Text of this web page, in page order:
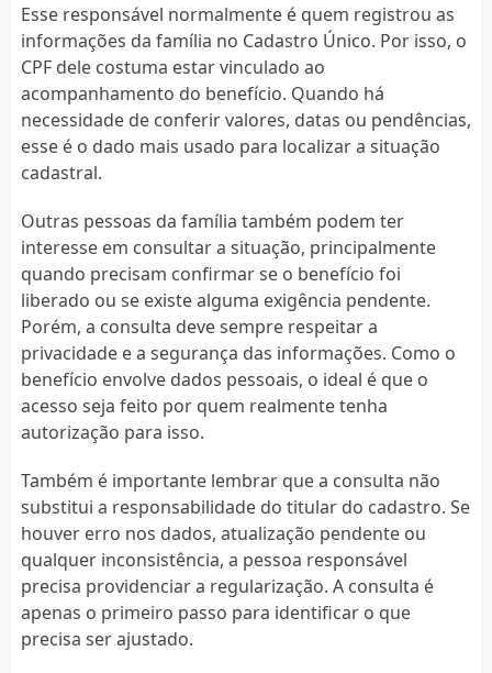
Esse responsável normalmente é quem registrou as
informações da família no Cadastro Único. Por isso, o
CPF dele costuma estar vinculado ao
acompanhamento do benefício. Quando há
necessidade de conferir valores, datas ou pendências,
esse é o dado mais usado para localizar a situação
cadastral.
Outras pessoas da família também podem ter
interesse em consultar a situação, principalmente
quando precisam confirmar se o benefício foi
liberado ou se existe alguma exigência pendente.
Porém, a consulta deve sempre respeitar a
privacidade e a segurança das informações. Como o
benefício envolve dados pessoais, o ideal é que o
acesso seja feito por quem realmente tenha
autorização para isso.
Também é importante lembrar que a consulta não
substitui a responsabilidade do titular do cadastro. Se
houver erro nos dados, atualização pendente ou
qualquer inconsistência, a pessoa responsável
precisa providenciar a regularização. A consulta é
apenas o primeiro passo para identificar o que
precisa ser ajustado.